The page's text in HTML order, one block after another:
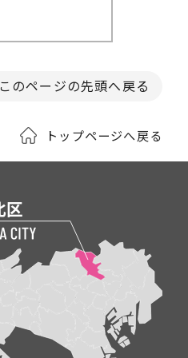
このページの先頭へ戻る
トップページへ戻る